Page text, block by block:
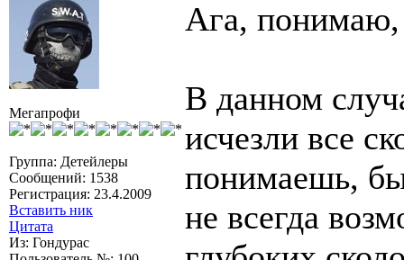
Мегапрофи
Группа: Детейлеры
Сообщений: 1538
Регистрация: 23.4.2009
Вставить ник
Цитата
Из: Гондурас
Ага,
В данном
исчезли все
понимаешь,
не всегда